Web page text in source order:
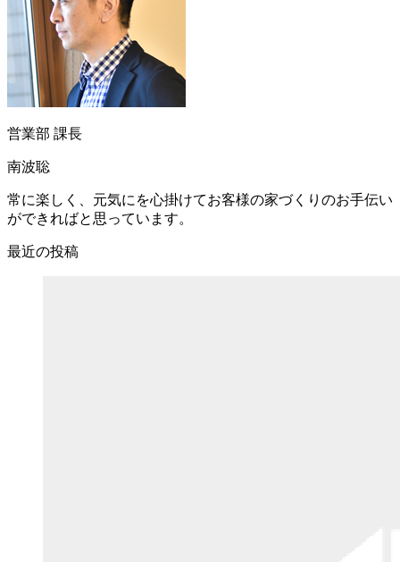
営業部 課長
南波聡
常に楽しく、元気にを心掛けてお客様の家づくりのお手伝い
ができればと思っています。
最近の投稿